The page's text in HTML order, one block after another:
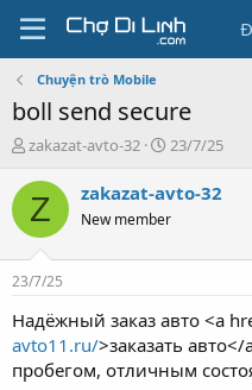
Chuyện trò Mobile
boll send secure
T
r
e
a
s
t
a
r
t
e
zakazat-avto-32
N
à
23/7/25
Z zakazat-avto-32
New member
23/7/25
Надёжный заказ авто <a
avto11.ru/>заказать
пробегом, отличным